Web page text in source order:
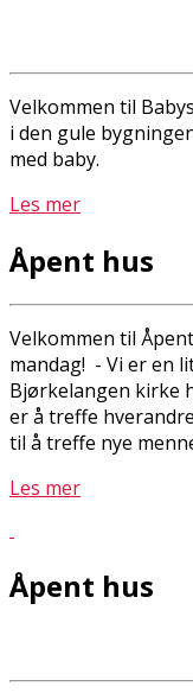
Velkommen til
i den gule
med baby.
Les mer
Åpent hus
Velkommen til
mandag! - Vi er en
Bjørkelangen kirke
er å treffe
til å treffe nye
Les mer
Åpent hus